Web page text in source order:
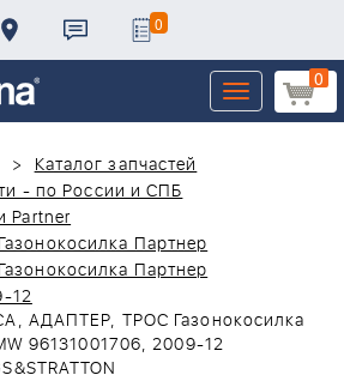
0
0
Toggle
navigation
Каталог запчастей
- по России и СПБ
Partner
Партнер
Партнер
12
АДАПТЕР, ТРОС Газонокосилка
96131001706, 2009-12